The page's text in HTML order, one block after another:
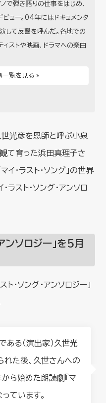
ノで弾き語りの仕事をはじめ、
ュー。04年にはドキュメンタ
して反響を呼んだ。各地での
ストや映画、ドラマへの楽曲
覧を見る »
光彦を恩師と呼ぶ小泉
て育った浜田真理子さ
イ・ラスト・ソング」の世界
ラスト・ソング・アンソロ
アンソロジー」を5月
・ソング・アンソロジー」
ある（演出家）久世光
た後、久世さんへの
ら始めた朗読劇『マ
っています。